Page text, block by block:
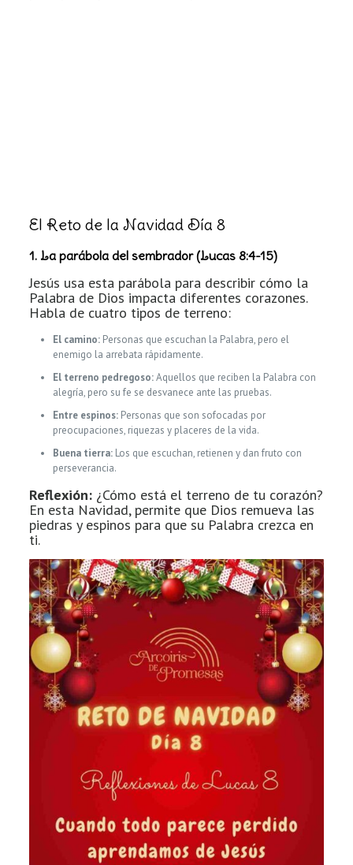
El Reto de la Navidad Día 8
1. La parábola del sembrador (Lucas 8:4-15)
Jesús usa esta parábola para describir cómo la
Palabra de Dios impacta diferentes corazones.
Habla de cuatro tipos de terreno:
El camino:Personas que escuchan la Palabra, pero el
enemigo la arrebata rápidamente.
El terreno pedregoso:Aquellos que reciben la Palabra con
alegría, pero su fe se desvanece ante las pruebas.
Entre espinos:Personas que son sofocadas por
preocupaciones, riquezas y placeres de la vida.
Buena tierra:Los que escuchan, retienen y dan fruto con
perseverancia.
Reflexión:¿Cómo está el terreno de tu corazón?
En esta Navidad, permite que Dios remueva las
piedras y espinos para que su Palabra crezca en
ti.